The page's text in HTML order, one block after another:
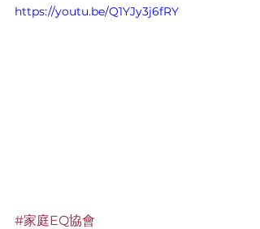
https://youtu.be/Q1YJy3j6fRY
#家庭EQ協會